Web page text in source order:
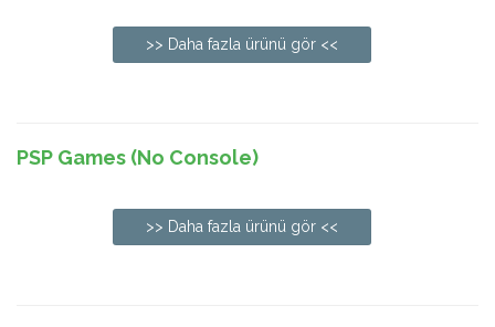
>> Daha fazla ürünü gör <<
PSP Games (No Console)
>> Daha fazla ürünü gör <<